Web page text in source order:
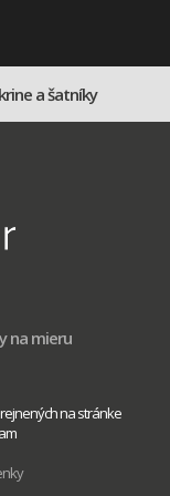
a šatníky
na mieru
na stránke